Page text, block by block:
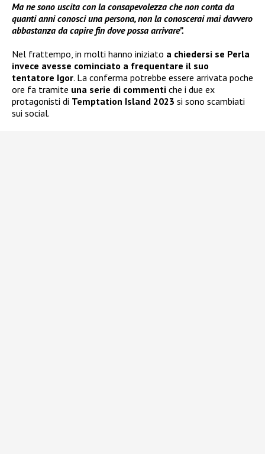
Ma ne sono uscita con la consapevolezza che non conta da
quanti anni conosci una persona, non la conoscerai mai davvero
abbastanza da capire fin dove possa arrivare”.
Nel frattempo, in molti hanno iniziato a chiedersi se Perla
invece avesse cominciato a frequentare il suo
tentatore Igor. La conferma potrebbe essere arrivata poche
ore fa tramite una serie di commenti che i due ex
protagonisti di Temptation Island 2023 si sono scambiati
sui social.